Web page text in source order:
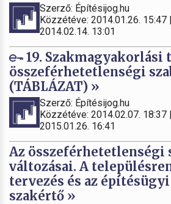
Szerző: Építésijog.hu
Közzétéve: 2014.01.26.
2014.02.14. 13:01
19. Szakmagyakorlási
összeférhetetlenségi
(TÁBLÁZAT) »
Szerző: Építésijog.hu
Közzétéve: 2014.02.07.
2015.01.26. 16:41
Az összeférhetetlenségi
változásai. A
tervezés és az
szakértő »